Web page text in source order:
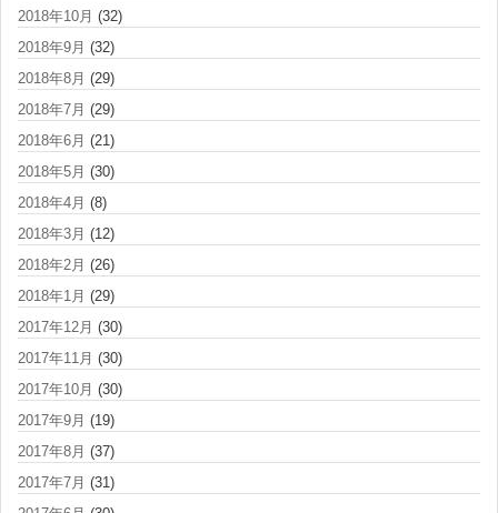
2018年10月 (32)
2018年9月 (32)
2018年8月 (29)
2018年7月 (29)
2018年6月 (21)
2018年5月 (30)
2018年4月 (8)
2018年3月 (12)
2018年2月 (26)
2018年1月 (29)
2017年12月 (30)
2017年11月 (30)
2017年10月 (30)
2017年9月 (19)
2017年8月 (37)
2017年7月 (31)